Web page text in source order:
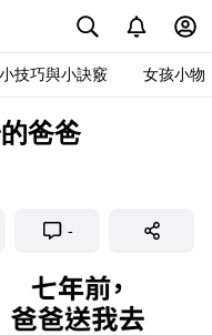
小技巧與小訣竅 女孩小物
爸爸
-